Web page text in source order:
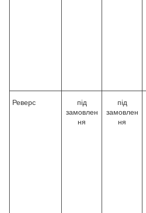
Реверс
під
замовлен
ня
під
замовлен
ня